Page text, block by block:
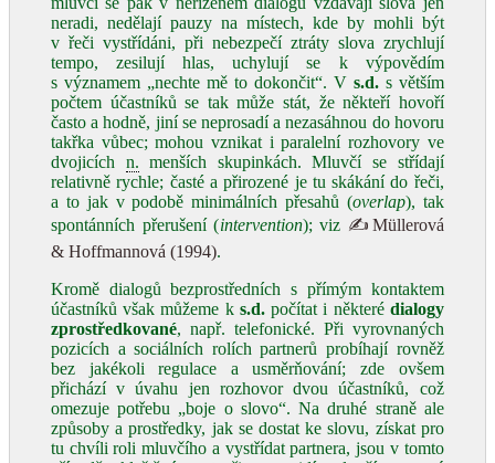
neradi, nedělají pauzy na místech, kde by mohli být
v řeči vystřídáni, při nebezpečí ztráty slova zrychlují
tempo, zesilují hlas, uchylují se k výpovědím
s významem „nechte mě to dokončit“. V s.d.s větším
počtem účastníků se tak může stát, že někteří hovoří
často a hodně, jiní se neprosadí a nezasáhnou do hovoru
takřka vůbec; mohou vznikat i paralelní rozhovory ve
dvojicích n. menších skupinkách. Mluvčí se střídají
relativně rychle; časté a přirozené je tu skákání do řeči,
a to jak v podobě minimálních přesahů (overlap), tak
spontánních přerušení (intervention); viz ✍Müllerová
& Hoffmannová (1994).
Kromě dialogů bezprostředních s přímým kontaktem
účastníků však můžeme k s.d.počítat i některé dialogy
zprostředkované, např. telefonické. Při vyrovnaných
pozicích a sociálních rolích partnerů probíhají rovněž
bez jakékoli regulace a usměrňování; zde ovšem
přichází v úvahu jen rozhovor dvou účastníků, což
omezuje potřebu „boje o slovo“. Na druhé straně ale
způsoby a prostředky, jak se dostat ke slovu, získat pro
tu chvíli roli mluvčího a vystřídat partnera, jsou v tomto